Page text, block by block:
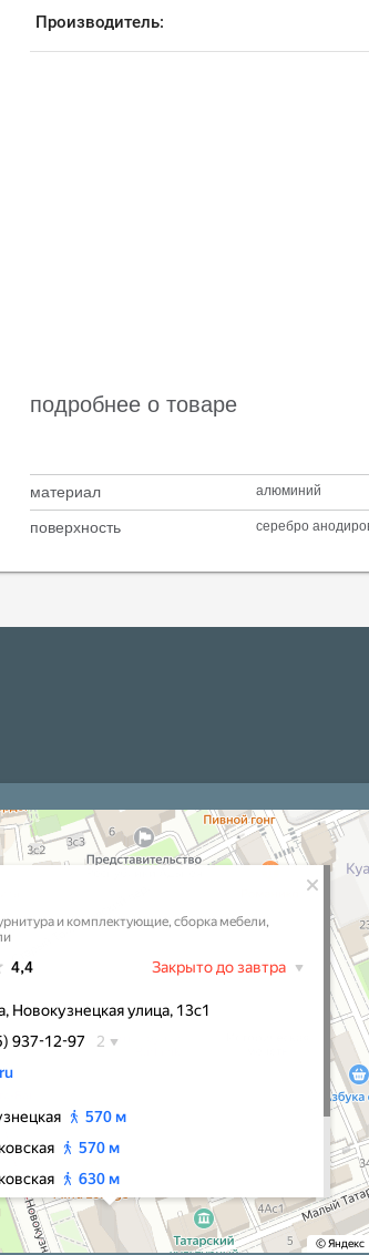
Производитель:
подробнее о товаре
материал алюминий
поверхность серебро